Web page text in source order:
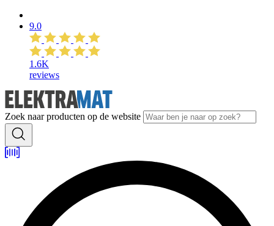
9.0
1.6K
reviews
Zoek naar producten op de website